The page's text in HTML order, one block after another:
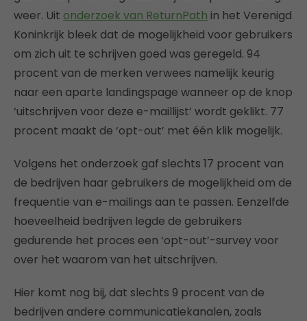
weer. Uit onderzoek van ReturnPath in het Verenigd
Koninkrijk bleek dat de mogelijkheid voor gebruikers
om zich uit te schrijven goed was geregeld. 94
procent van de merken verwees namelijk keurig
naar een aparte landingspage wanneer op de knop
‘uitschrijven voor deze e-maillijst’ wordt geklikt. 77
procent maakt de ‘opt-out’ met één klik mogelijk.
Volgens het onderzoek gaf slechts 17 procent van
de bedrijven haar gebruikers de mogelijkheid om de
frequentie van e-mailings aan te passen. Eenzelfde
hoeveelheid bedrijven legde de gebruikers
gedurende het proces een ‘opt-out’-survey voor
over het waarom van het uitschrijven.
Hier komt nog bij, dat slechts 9 procent van de
bedrijven andere communicatiekanalen, zoals